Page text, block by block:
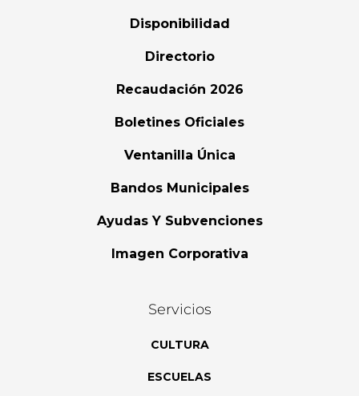
Disponibilidad
Directorio
Recaudación 2026
Boletines Oficiales
Ventanilla Única
Bandos Municipales
Ayudas Y Subvenciones
Imagen Corporativa
Servicios
CULTURA
ESCUELAS